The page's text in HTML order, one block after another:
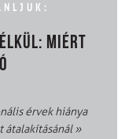
MIÉRT
érvek hiánya
átalakításánál»